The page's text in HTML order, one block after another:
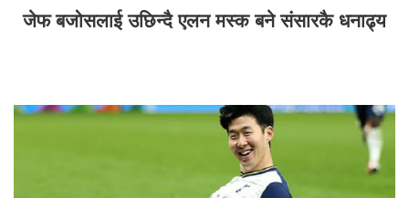
जेफ बजोसलाई उछिन्दै एलन मस्क बने संसारकै धनाढ्य